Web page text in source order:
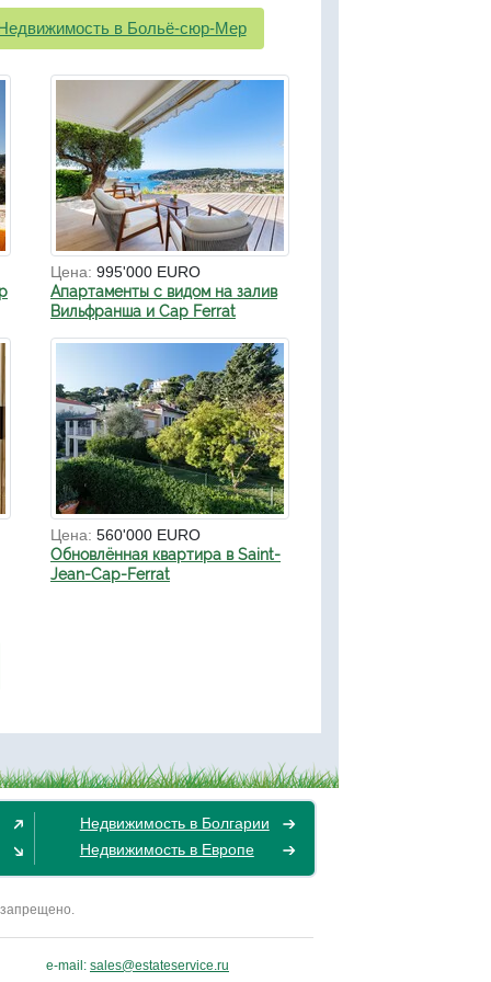
в Больё-сюр-Мер
Цена: 995'000 EURO
Апартаменты с видом на залив
Вильфранша и Cap Ferrat
Цена: 560'000 EURO
Обновлённая квартира в Saint-
Jean-Cap-Ferrat
Недвижимость в Болгарии
Недвижимость в Европе
e-mail: sales@estateservice.ru